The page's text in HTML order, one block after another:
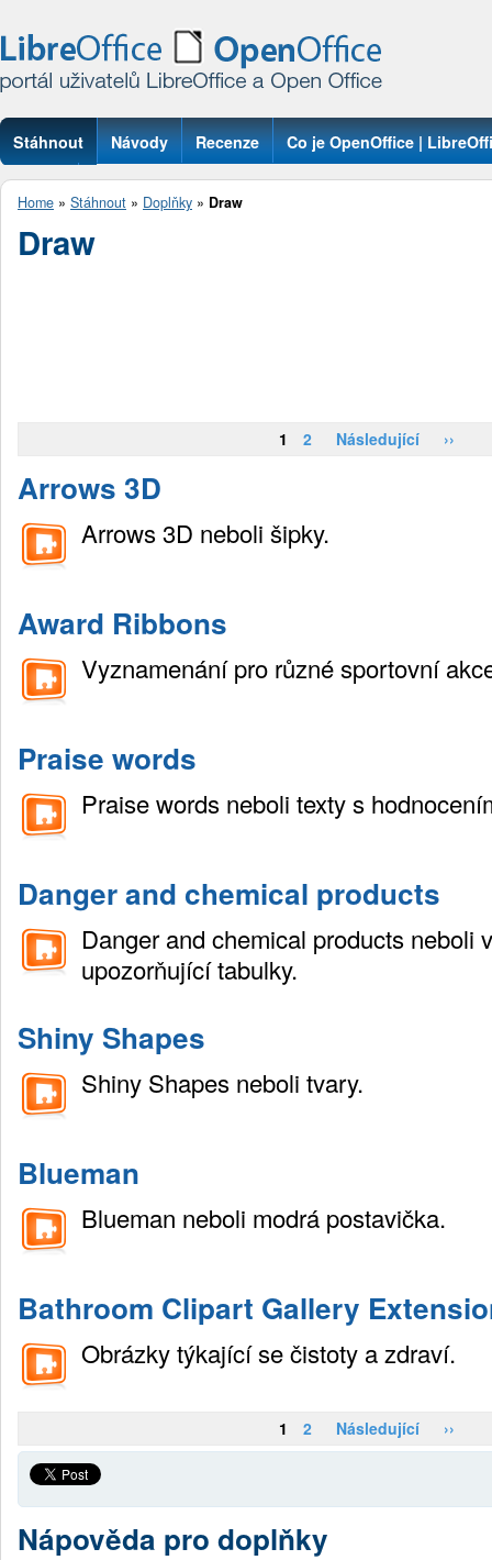
Stáhnout Návody Recenze Co je OpenOffice |
Otázky
Home » Stáhnout » Doplňky » Draw
Draw
1 2 Následující ››
Arrows 3D
Arrows 3D neboli šipky.
Award Ribbons
Vyznamenání pro různé sportovní
Praise words
Praise words neboli texty s
Danger and chemical products
Danger and chemical products neboli
upozorňující tabulky.
Shiny Shapes
Shiny Shapes neboli tvary.
Blueman
Blueman neboli modrá postavička.
Bathroom Clipart Gallery
Obrázky týkající se čistoty a zdraví.
1 2 Následující ››
Nápověda pro doplňky